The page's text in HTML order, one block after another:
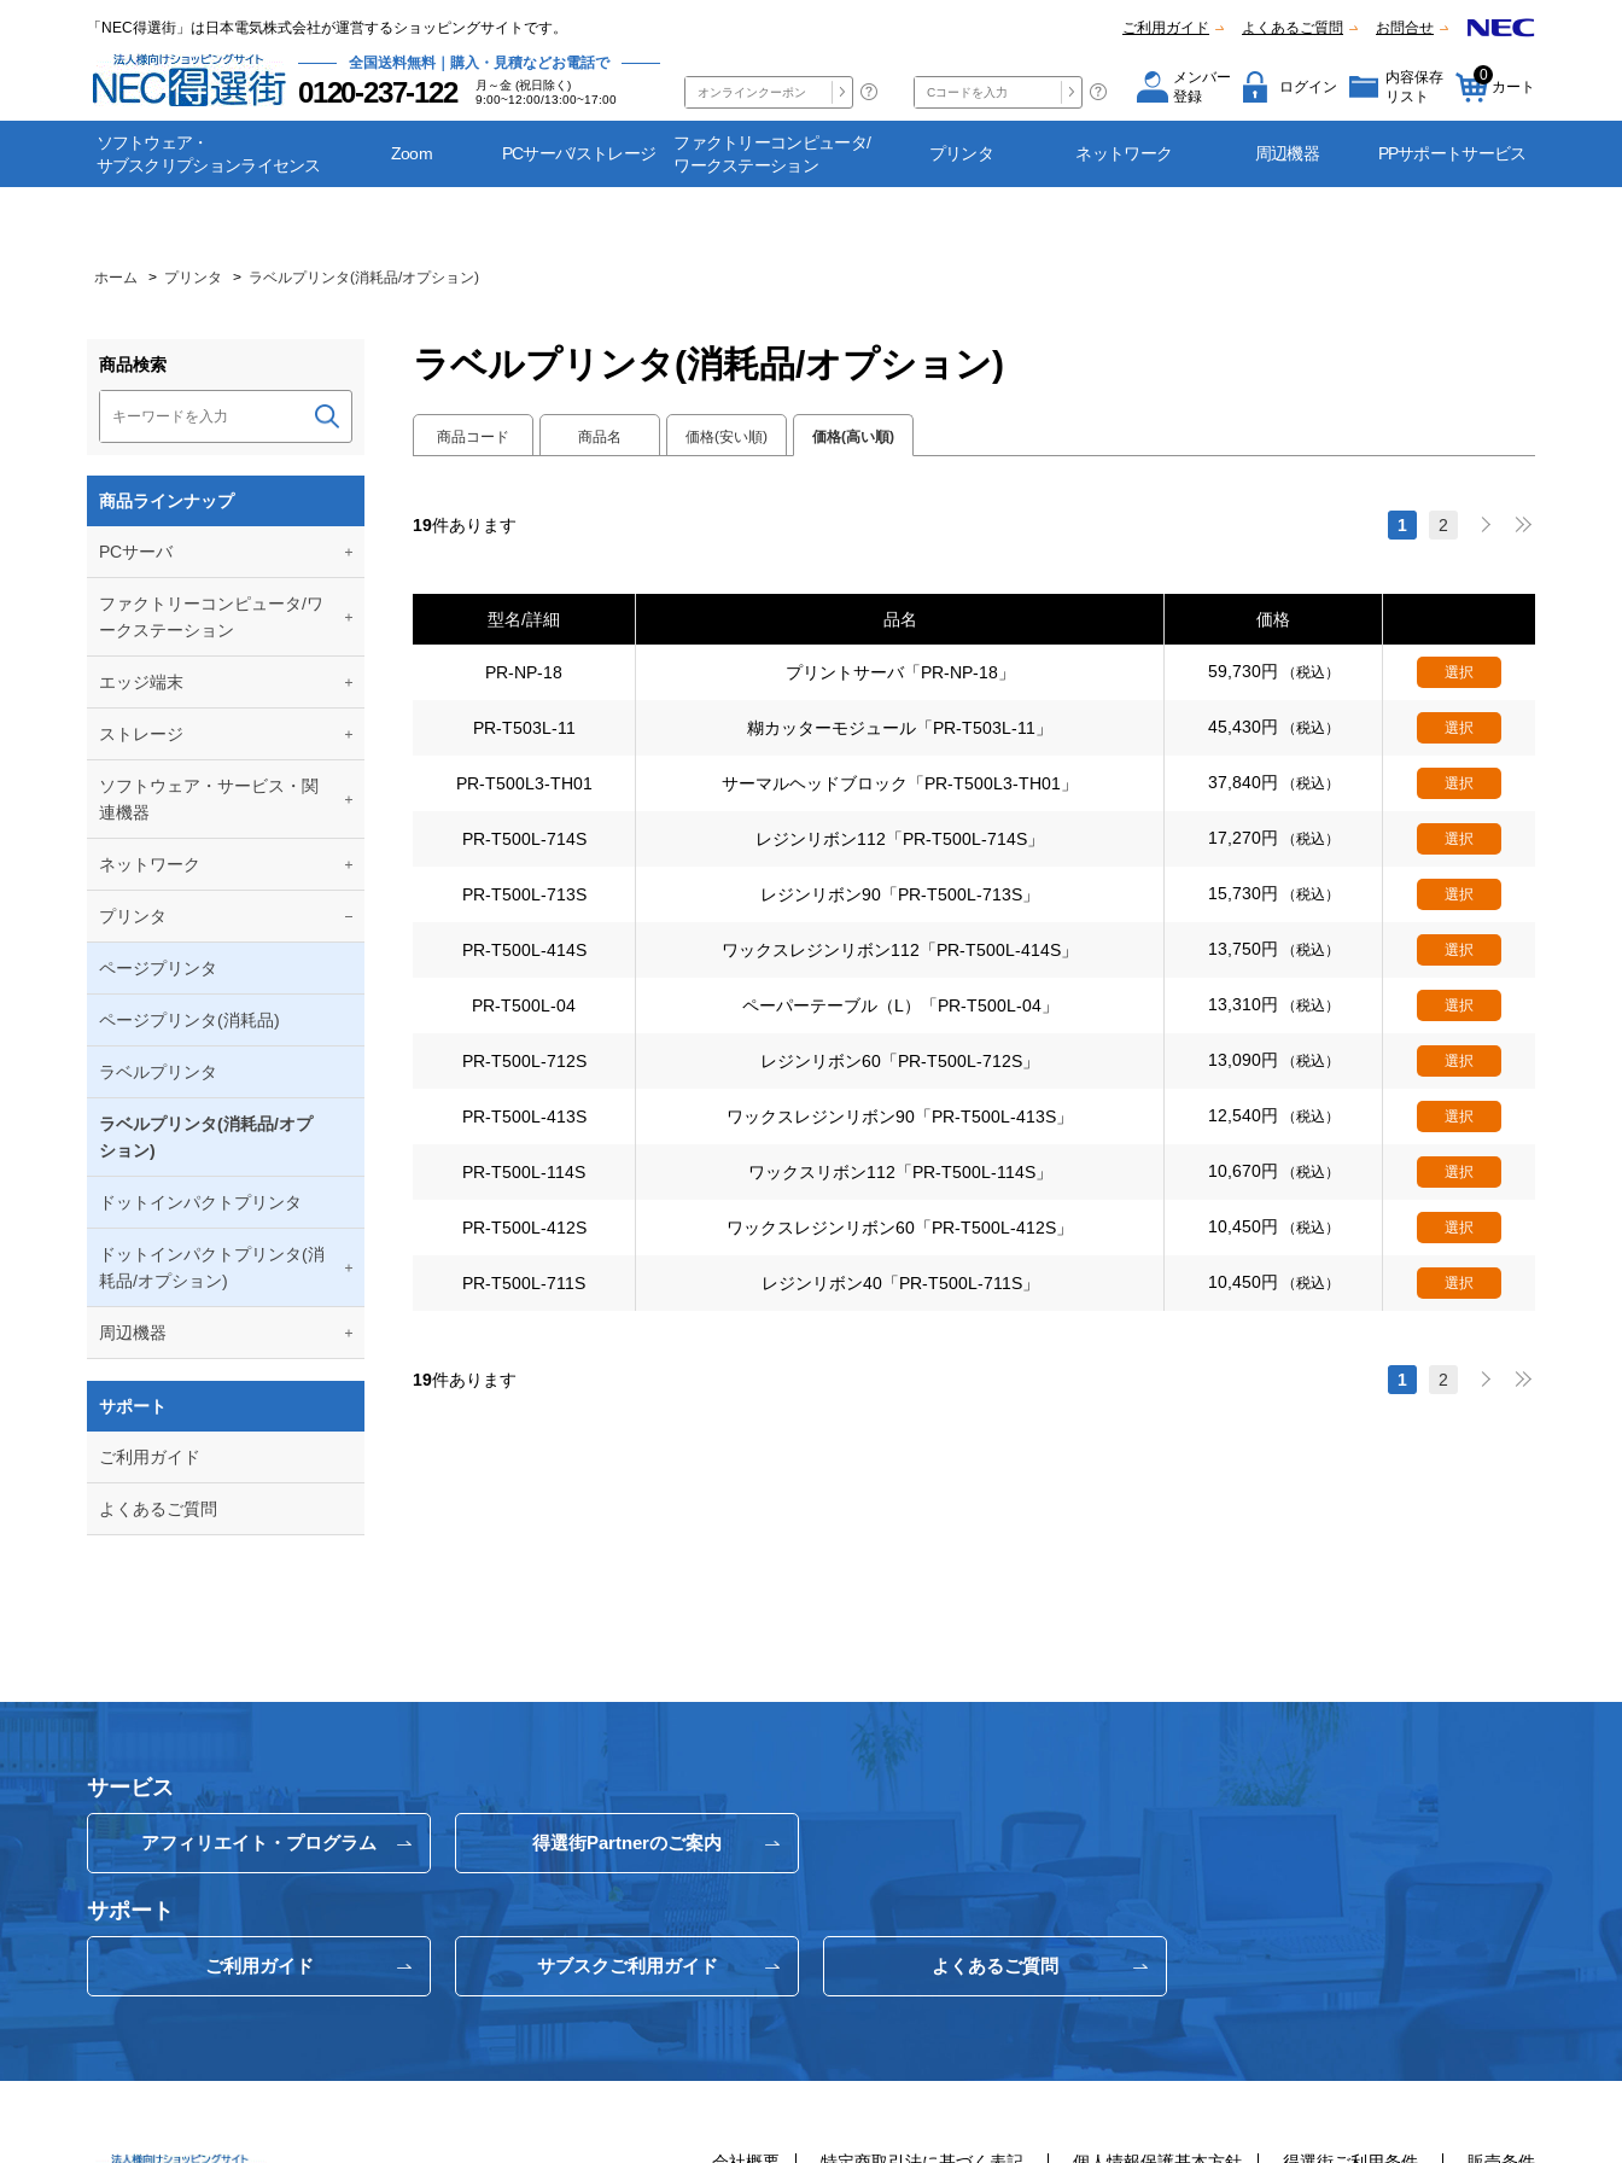
「NEC得選街」は日本電気株式会社が運営するショッピングサイトです。 ご利用ガイド よくあるご質問 お問合せ
全国送料無料｜購入・見積などお電話で
0120-237-122
月～金 (祝日除く)
9:00~12:00/13:00~17:00
メンバー
登録
ログイン
内容保存
リスト
0
カート
ソフトウェア・
サブスクリプションライセンス
Zoom PCサーバ/ストレージ
ファクトリーコンピュータ/
ワークステーション
プリンタ ネットワーク 周辺機器 PPサポートサービス
ホーム > プリンタ > ラベルプリンタ(消耗品/オプション)
商品検索
商品ラインナップ
PCサーバ
ファクトリーコンピュータ/ワ
ークステーション
エッジ端末
ストレージ
ソフトウェア・サービス・関
連機器
ネットワーク
プリンタ
ページプリンタ
ページプリンタ(消耗品)
ラベルプリンタ
ラベルプリンタ(消耗品/オプ
ション)
ドットインパクトプリンタ
ドットインパクトプリンタ(消
耗品/オプション)
周辺機器
サポート
ご利用ガイド
よくあるご質問
ラベルプリンタ(消耗品/オプション)
商品コード 商品名 価格(安い順) 価格(高い順)
19件あります 1 2
型名/詳細 品名 価格
PR-NP-18 プリントサーバ「PR-NP-18」 59,730円 （税込） 選択
PR-T503L-11 糊カッターモジュール「PR-T503L-11」 45,430円 （税込） 選択
PR-T500L3-TH01 サーマルヘッドブロック「PR-T500L3-TH01」 37,840円 （税込） 選択
PR-T500L-714S レジンリボン112「PR-T500L-714S」 17,270円 （税込） 選択
PR-T500L-713S レジンリボン90「PR-T500L-713S」 15,730円 （税込） 選択
PR-T500L-414S ワックスレジンリボン112「PR-T500L-414S」 13,750円 （税込） 選択
PR-T500L-04 ペーパーテーブル（L）「PR-T500L-04」 13,310円 （税込） 選択
PR-T500L-712S レジンリボン60「PR-T500L-712S」 13,090円 （税込） 選択
PR-T500L-413S ワックスレジンリボン90「PR-T500L-413S」 12,540円 （税込） 選択
PR-T500L-114S ワックスリボン112「PR-T500L-114S」 10,670円 （税込） 選択
PR-T500L-412S ワックスレジンリボン60「PR-T500L-412S」 10,450円 （税込） 選択
PR-T500L-711S レジンリボン40「PR-T500L-711S」 10,450円 （税込） 選択
19件あります 1 2
サービス
アフィリエイト・プログラム 得選街Partnerのご案内
サポート
ご利用ガイド サブスクご利用ガイド よくあるご質問